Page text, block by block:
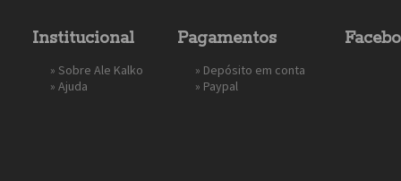
Institucional
» Sobre Ale Kalko
» Ajuda
Pagamentos
» Depósito em conta
» Paypal